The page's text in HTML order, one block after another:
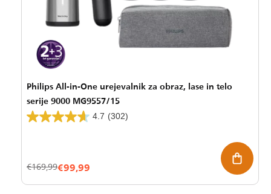
Philips All-in-One urejevalnik za obraz, lase in telo
serije 9000 MG9557/15
4.7 (302)
€99,99
€169,99